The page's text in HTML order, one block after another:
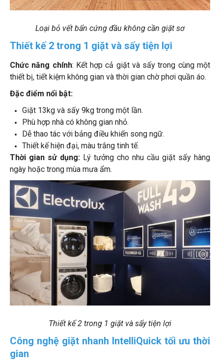
Loại bỏ vết bẩn cứng đầu không cần giặt sơ
Thiết kế 2 trong 1 giặt và sấy tiện lợi
Chức năng chính: Kết hợp cả giặt và sấy trong cùng một
thiết bị, tiết kiệm không gian và thời gian chờ phơi quần áo.
Đặc điểm nổi bật:
Giặt 13kg và sấy 9kg trong một lần.
Phù hợp nhà có không gian nhỏ.
Dễ thao tác với bảng điều khiển song ngữ.
Thiết kế hiện đại, màu trắng tinh tế.
Thời gian sử dụng: Lý tưởng cho nhu cầu giặt sấy hàng
ngày hoặc trong mùa mưa ẩm.
Thiết kế 2 trong 1 giặt và sấy tiện lợi
Công nghệ giặt nhanh IntelliQuick tối ưu thời
gian